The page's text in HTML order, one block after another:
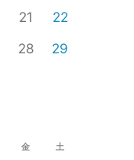
21
22
28
29
金 土